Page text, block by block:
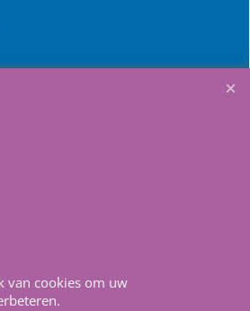
op de
mail ons.
van cookies om uw